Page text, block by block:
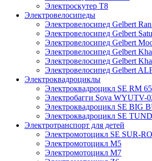
Электроскутер T8
Электровелосипеды
Электровелосипед Gelbert
Электровелосипед Gelbert
Электровелосипед Gelbert
Электровелосипед Gelbert
Электровелосипед Gelbert
Электровелосипед Gelbert
Электроквадроциклы
Электроквадроцикл SE RM
Электробагги Sova WYUTV-
Электроквадроцикл SE BIG
Электроквадроцикл SE
Электротранспорт для детей
Электромотоцикл SE SUR-
Электромотоцикл М5
Электромотоцикл М7